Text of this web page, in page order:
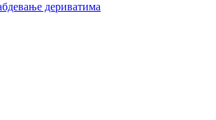
дериватима